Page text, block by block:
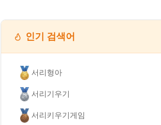
인기 검색어
서리형아
서리기우기
서리키우기게임